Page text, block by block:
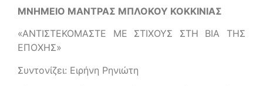
ΜΝΗΜΕΙΟ ΜΑΝΤΡΑΣ ΜΠΛΟΚΟΥ ΚΟΚΚΙΝΙΑΣ
«ΑΝΤΙΣΤΕΚΟΜΑΣΤΕ ΜΕ ΣΤΙΧΟΥΣ ΣΤΗ ΒΙΑ ΤΗΣ
ΕΠΟΧΗΣ»
Συντονίζει: Ειρήνη Ρηνιώτη